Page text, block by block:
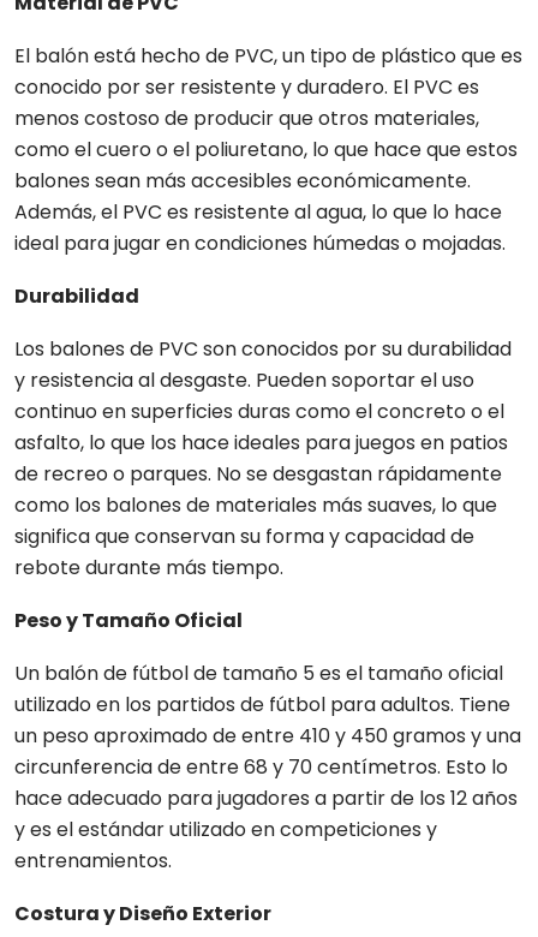
El balón está hecho de PVC, un tipo de plástico que es
conocido por ser resistente y duradero. El PVC es
menos costoso de producir que otros materiales,
como el cuero o el poliuretano, lo que hace que estos
balones sean más accesibles económicamente.
Además, el PVC es resistente al agua, lo que lo hace
ideal para jugar en condiciones húmedas o mojadas.
Durabilidad
Los balones de PVC son conocidos por su durabilidad
y resistencia al desgaste. Pueden soportar el uso
continuo en superficies duras como el concreto o el
asfalto, lo que los hace ideales para juegos en patios
de recreo o parques. No se desgastan rápidamente
como los balones de materiales más suaves, lo que
significa que conservan su forma y capacidad de
rebote durante más tiempo.
Peso y Tamaño Oficial
Un balón de fútbol de tamaño 5 es el tamaño oficial
utilizado en los partidos de fútbol para adultos. Tiene
un peso aproximado de entre 410 y 450 gramos y una
circunferencia de entre 68 y 70 centímetros. Esto lo
hace adecuado para jugadores a partir de los 12 años
y es el estándar utilizado en competiciones y
entrenamientos.
Costura y Diseño Exterior